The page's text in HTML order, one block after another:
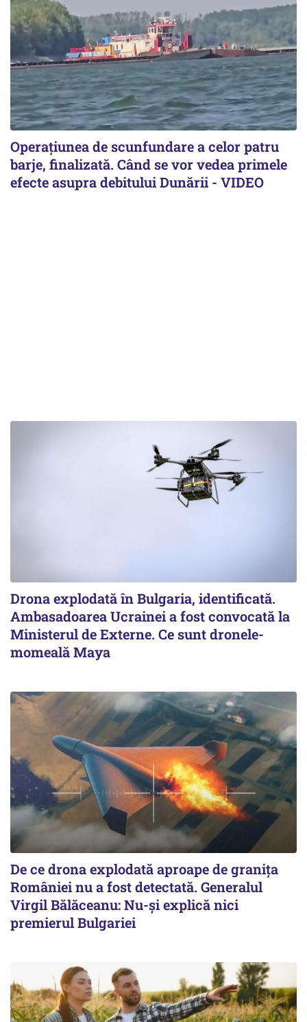
Operațiunea de scunfundare a celor patru
barje, finalizată. Când se vor vedea primele
efecte asupra debitului Dunării - VIDEO
Drona explodată în Bulgaria, identificată.
Ambasadoarea Ucrainei a fost convocată la
Ministerul de Externe. Ce sunt dronele-
momeală Maya
De ce drona explodată aproape de granița
României nu a fost detectată. Generalul
Virgil Bălăceanu: Nu-și explică nici
premierul Bulgariei